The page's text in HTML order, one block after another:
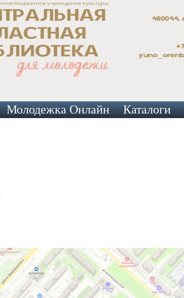
Молодежка Онлайн Каталоги